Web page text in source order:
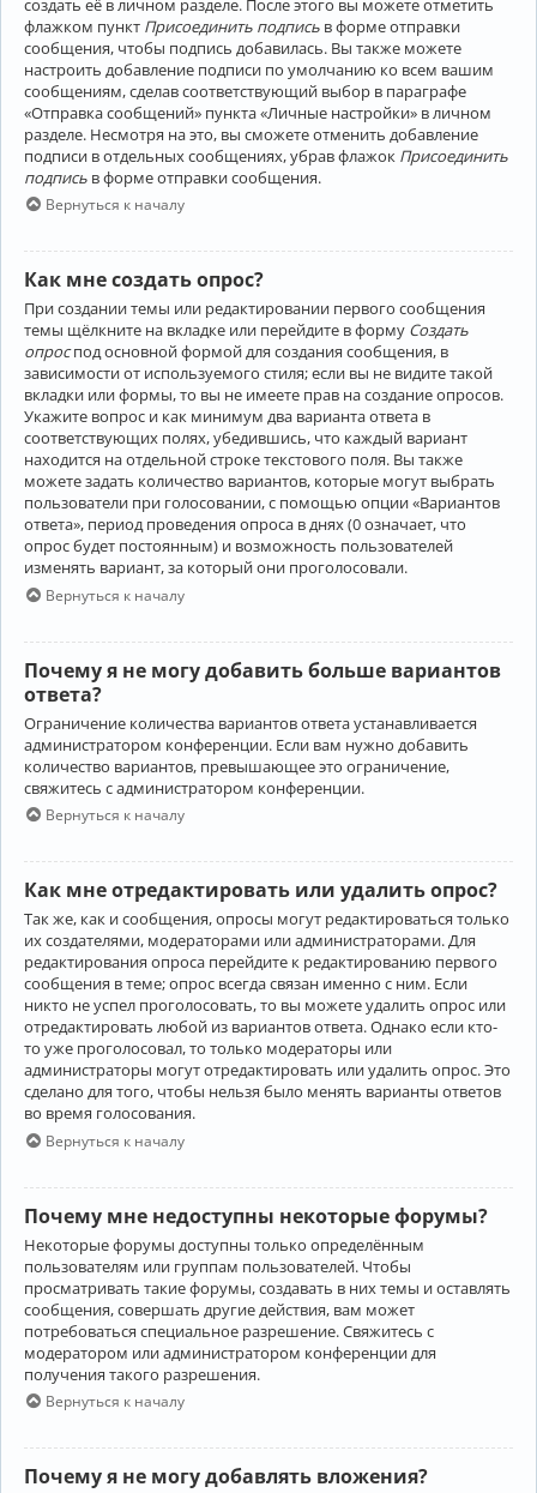
флажком пункт Присоединить подпись в форме отправки
сообщения, чтобы подпись добавилась. Вы также можете
настроить добавление подписи по умолчанию ко всем вашим
сообщениям, сделав соответствующий выбор в параграфе
«Отправка сообщений» пункта «Личные настройки» в личном
разделе. Несмотря на это, вы сможете отменить добавление
подписи в отдельных сообщениях, убрав флажок Присоединить
подпись в форме отправки сообщения.
Вернуться к началу
Как мне создать опрос?
При создании темы или редактировании первого сообщения
темы щёлкните на вкладке или перейдите в форму Создать
опроспод основной формой для создания сообщения, в
зависимости от используемого стиля; если вы не видите такой
вкладки или формы, то вы не имеете прав на создание опросов.
Укажите вопрос и как минимум два варианта ответа в
соответствующих полях, убедившись, что каждый вариант
находится на отдельной строке текстового поля. Вы также
можете задать количество вариантов, которые могут выбрать
пользователи при голосовании, с помощью опции «Вариантов
ответа», период проведения опроса в днях (0 означает, что
опрос будет постоянным) и возможность пользователей
изменять вариант, за который они проголосовали.
Вернуться к началу
Почему я не могу добавить больше вариантов
ответа?
Ограничение количества вариантов ответа устанавливается
администратором конференции. Если вам нужно добавить
количество вариантов, превышающее это ограничение,
свяжитесь с администратором конференции.
Вернуться к началу
Как мне отредактировать или удалить опрос?
Так же, как и сообщения, опросы могут редактироваться только
их создателями, модераторами или администраторами. Для
редактирования опроса перейдите к редактированию первого
сообщения в теме; опрос всегда связан именно с ним. Если
никто не успел проголосовать, то вы можете удалить опрос или
отредактировать любой из вариантов ответа. Однако если кто-
то уже проголосовал, то только модераторы или
администраторы могут отредактировать или удалить опрос. Это
сделано для того, чтобы нельзя было менять варианты ответов
во время голосования.
Вернуться к началу
Почему мне недоступны некоторые форумы?
Некоторые форумы доступны только определённым
пользователям или группам пользователей. Чтобы
просматривать такие форумы, создавать в них темы и оставлять
сообщения, совершать другие действия, вам может
потребоваться специальное разрешение. Свяжитесь с
модератором или администратором конференции для
получения такого разрешения.
Вернуться к началу
Почему я не могу добавлять вложения?